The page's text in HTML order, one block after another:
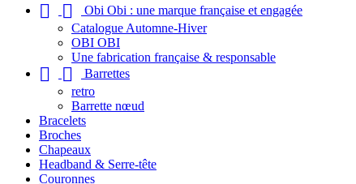
 
Obi Obi : une marque française et engagée
Catalogue Automne-Hiver
OBI OBI
Une fabrication française & responsable
 
Barrettes
retro
Barrette nœud
Bracelets
Broches
Chapeaux
Headband & Serre-tête
Couronnes